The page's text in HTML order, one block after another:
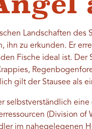
Landschaften des
zu erkunden. Er
Fische ideal ist. Der
gilt der Stausee als
selbstverständlich
(Division of
im nahegelegenen